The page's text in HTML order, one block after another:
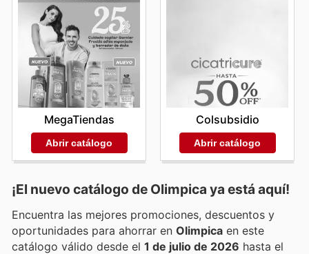
MegaTiendas
Abrir catálogo
Colsubsidio
Abrir catálogo
¡El nuevo catálogo de Olimpica ya está aquí!
Encuentra las mejores promociones, descuentos y
oportunidades para ahorrar en Olimpica en este
catálogo válido desde el 1 de julio de 2026 hasta el